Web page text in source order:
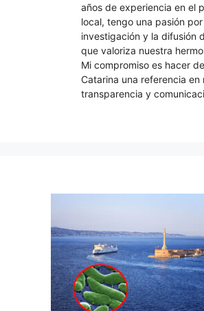
años de experiencia en el
local, tengo una pasión por
investigación y la difusión
que valoriza nuestra
Mi compromiso es hacer
Catarina una referencia en
transparencia y